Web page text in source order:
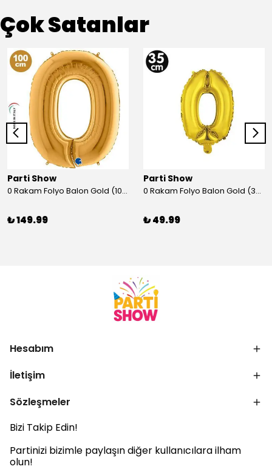
Çok Satanlar
Parti Show
0 Rakam Folyo Balon Gold (100x70 cm)
₺ 149.99
Parti Show
0 Rakam Folyo Balon Gold (35 cm)
₺ 49.99
Hesabım
İletişim
Sözleşmeler
Bizi Takip Edin!
Partinizi bizimle paylaşın diğer kullanıcılara ilham
olun!